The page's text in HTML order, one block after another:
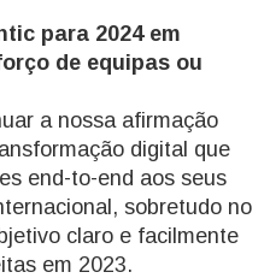
para 2024 em
de equipas ou
a nossa afirmação
digital que
end-to-end aos seus
sobretudo no
claro e facilmente
em 2023.